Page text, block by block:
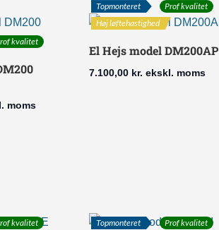
kvalitet
moms
Topmonteret
Prof kvalitet
Høj løftehastighed
El Hejs model DM200AP
7.100,00 kr. ekskl. moms
kvalitet Topmonteret Prof kvalitet